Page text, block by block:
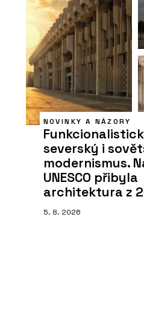
NOVINKY A NÁZORY
severský i
modernismus.
UNESCO přibyla
architektura z
5. 8. 2026